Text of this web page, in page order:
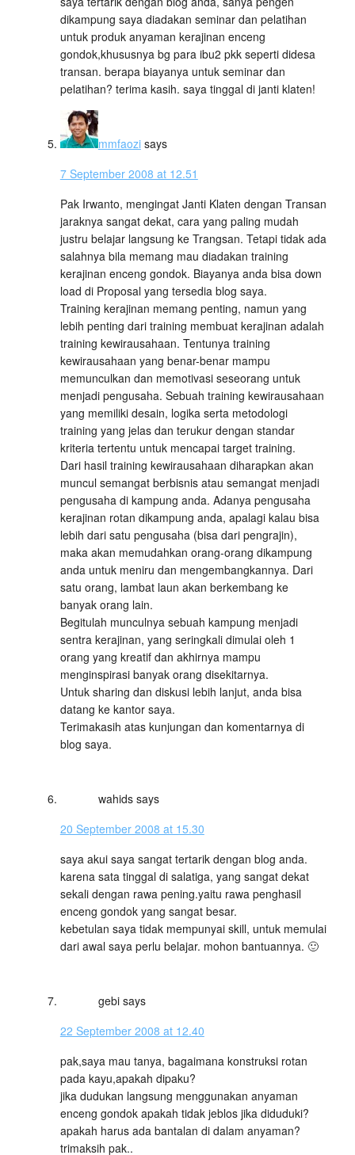
dikampung saya diadakan seminar dan pelatihan
untuk produk anyaman kerajinan enceng
gondok,khususnya bg para ibu2 pkk seperti didesa
transan. berapa biayanya untuk seminar dan
pelatihan? terima kasih. saya tinggal di janti klaten!
mmfaozi says
7 September 2008 at 12.51
Pak Irwanto, mengingat Janti Klaten dengan Transan
jaraknya sangat dekat, cara yang paling mudah
justru belajar langsung ke Trangsan. Tetapi tidak ada
salahnya bila memang mau diadakan training
kerajinan enceng gondok. Biayanya anda bisa down
load di Proposal yang tersedia blog saya.
Training kerajinan memang penting, namun yang
lebih penting dari training membuat kerajinan adalah
training kewirausahaan. Tentunya training
kewirausahaan yang benar-benar mampu
memunculkan dan memotivasi seseorang untuk
menjadi pengusaha. Sebuah training kewirausahaan
yang memiliki desain, logika serta metodologi
training yang jelas dan terukur dengan standar
kriteria tertentu untuk mencapai target training.
Dari hasil training kewirausahaan diharapkan akan
muncul semangat berbisnis atau semangat menjadi
pengusaha di kampung anda. Adanya pengusaha
kerajinan rotan dikampung anda, apalagi kalau bisa
lebih dari satu pengusaha (bisa dari pengrajin),
maka akan memudahkan orang-orang dikampung
anda untuk meniru dan mengembangkannya. Dari
satu orang, lambat laun akan berkembang ke
banyak orang lain.
Begitulah munculnya sebuah kampung menjadi
sentra kerajinan, yang seringkali dimulai oleh 1
orang yang kreatif dan akhirnya mampu
menginspirasi banyak orang disekitarnya.
Untuk sharing dan diskusi lebih lanjut, anda bisa
datang ke kantor saya.
Terimakasih atas kunjungan dan komentarnya di
blog saya.
wahids says
20 September 2008 at 15.30
saya akui saya sangat tertarik dengan blog anda.
karena sata tinggal di salatiga, yang sangat dekat
sekali dengan rawa pening.yaitu rawa penghasil
enceng gondok yang sangat besar.
kebetulan saya tidak mempunyai skill, untuk memulai
dari awal saya perlu belajar. mohon bantuannya. 🙂
gebi says
22 September 2008 at 12.40
pak,saya mau tanya, bagaimana konstruksi rotan
pada kayu,apakah dipaku?
jika dudukan langsung menggunakan anyaman
enceng gondok apakah tidak jeblos jika diduduki?
apakah harus ada bantalan di dalam anyaman?
trimaksih pak..